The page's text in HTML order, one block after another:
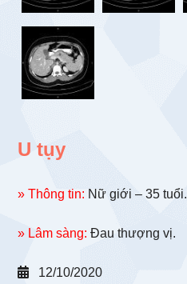
U tụy
» Thông tin: Nữ giới – 35 tuổi.
» Lâm sàng: Đau thượng vị.
12/10/2020